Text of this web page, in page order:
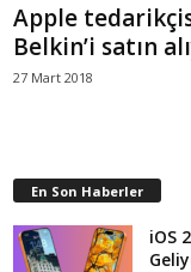
Apple
Belkin’i satın
27 Mart 2018
En Son Haberler
iOS